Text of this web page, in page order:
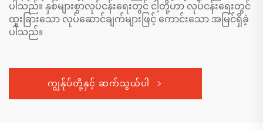
ပါသည်။ နှစ်များစွာလုပ်ငန်းရေးတွင် ငါ့တို့ဟာ လုပ်ငန်းရေးတွင်
ထူးခြားသော လုပ်ဆောင်ချက်များဖြင့် ကောင်းသော အမြင်ရှိခဲ့
ပါသည်။
ကျွန်ုပ်တို့နှင့် ဆက်သွယ်ပါ